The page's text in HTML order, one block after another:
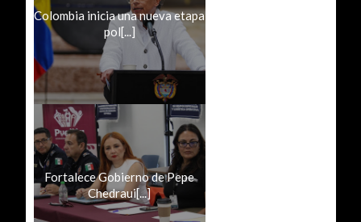
Colombia inicia una nueva etapa
pol[...]
Fortalece Gobierno de Pepe
Chedraui[...]